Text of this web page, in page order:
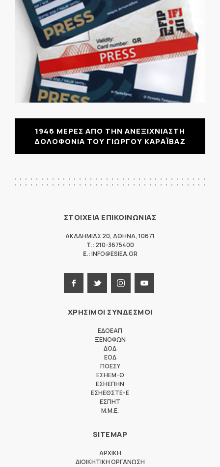
1946 ΜΕΡΕΣ ΑΠΟ ΤΗΝ ΑΝΕΞΙΧΝΙΑΣΤΗ
ΔΟΛΟΦΟΝΙΑ ΤΟΥ ΓΙΩΡΓΟΥ ΚΑΡΑΪΒΑΖ
ΣΤΟΙΧΕΙΑ ΕΠΙΚΟΙΝΩΝΙΑΣ
ΑΚΑΔΗΜΙΑΣ 20, ΑΘΗΝΑ, 10671
T.: 210-3675400
E.:INFO@ESIEA.GR
ΧΡΗΣΙΜΟΙ ΣΥΝΔΕΣΜΟΙ
ΕΔΟΕΑΠ
ΞΕΝΟΦΩΝ
ΔΟΔ
ΕΟΔ
ΠΟΕΣΥ
ΕΣΗΕΜ-Θ
ΕΣΗΕΠΗΝ
ΕΣΗΕΘΣΤΕ-Ε
ΕΣΠΗΤ
M.M.E.
SITEMAP
ΑΡΧΙΚΗ
ΔΙΟΙΚΗΤΙΚΗ ΟΡΓΑΝΩΣΗ